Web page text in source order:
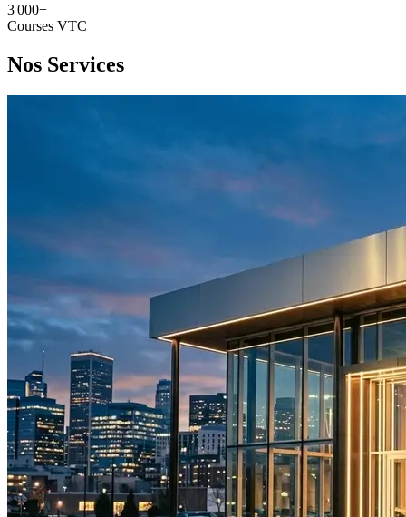
3 000+
Courses VTC
Nos Services